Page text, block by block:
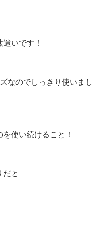
いです！
なのでしっきり使いまし
使い続けること！
だと